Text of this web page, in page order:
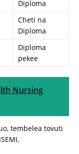
Diploma
Cheti na
Diploma
Diploma
pekee
Nursing
tembelea tovuti